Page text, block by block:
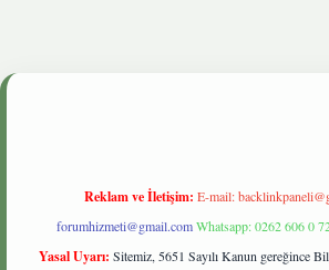
Reklam ve İletişim: E-mail:
forumhizmeti@gmail.comWhatsapp: 0262 606 0
Yasal Uyarı: Sitemiz, 5651 Sayılı Kanun gereğince